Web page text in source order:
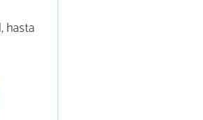
hasta